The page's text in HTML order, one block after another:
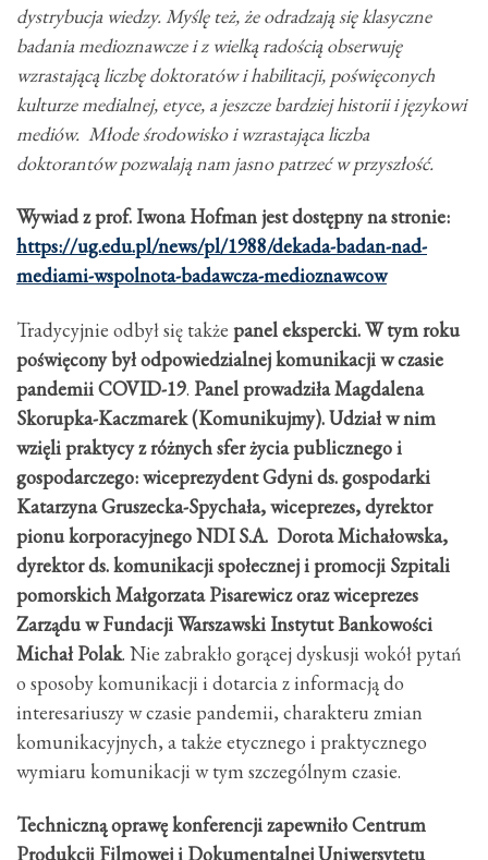
dystrybucja wiedzy. Myślę też, że odradzają się klasyczne
badania medioznawcze i z wielką radością obserwuję
wzrastającą liczbę doktoratów i habilitacji, poświęconych
kulturze medialnej, etyce, a jeszcze bardziej historii i językowi
mediów. Młode środowisko i wzrastająca liczba
doktorantów pozwalają nam jasno patrzeć w przyszłość.
Wywiad z prof. Iwona Hofman jest dostępny na stronie:
https://ug.edu.pl/news/pl/1988/dekada-badan-nad-
mediami-wspolnota-badawcza-medioznawcow
Tradycyjnie odbył się także panel ekspercki. W tym roku
poświęcony był odpowiedzialnej komunikacji w czasie
pandemii COVID-19. Panel prowadziła Magdalena
Skorupka-Kaczmarek (Komunikujmy). Udział w nim
wzięli praktycy z różnych sfer życia publicznego i
gospodarczego: wiceprezydent Gdyni ds. gospodarki
Katarzyna Gruszecka-Spychała, wiceprezes, dyrektor
pionu korporacyjnego NDI S.A. Dorota Michałowska,
dyrektor ds. komunikacji społecznej i promocji Szpitali
pomorskich Małgorzata Pisarewicz oraz wiceprezes
Zarządu w Fundacji Warszawski Instytut Bankowości
Michał Polak. Nie zabrakło gorącej dyskusji wokół pytań
o sposoby komunikacji i dotarcia z informacją do
interesariuszy w czasie pandemii, charakteru zmian
komunikacyjnych, a także etycznego i praktycznego
wymiaru komunikacji w tym szczególnym czasie.
Techniczną oprawę konferencji zapewniło Centrum
Produkcji Filmowej i Dokumentalnej Uniwersytetu